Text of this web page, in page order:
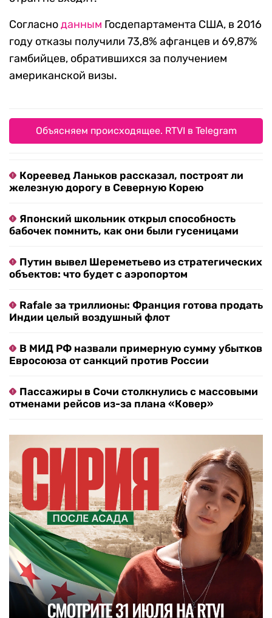
Согласноданным Госдепартамента США, в 2016
году отказы получили 73,8% афганцев и 69,87%
гамбийцев, обратившихся за получением
американской визы.
Объясняем происходящее. RTVI в Telegram
Кореевед Ланьков рассказал, построят ли
железную дорогу в Северную Корею
Японский школьник открыл способность
бабочек помнить, как они были гусеницами
Путин вывел Шереметьево из стратегических
объектов: что будет с аэропортом
Rafale за триллионы: Франция готова продать
Индии целый воздушный флот
В МИД РФ назвали примерную сумму убытков
Евросоюза от санкций против России
Пассажиры в Сочи столкнулись с массовыми
отменами рейсов из-за плана «Ковер»